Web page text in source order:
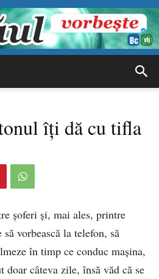
vorbeșteîţi dă cu tifla
şoferi şi, mai ales, printre
vorbească la telefon, să
în timp ce conduc maşina,
doar câteva zile, însă văd că se